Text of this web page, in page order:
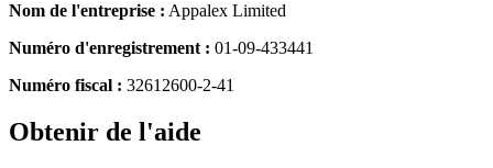
Nom de l'entreprise : Appalex Limited
Numéro d'enregistrement : 01-09-433441
Numéro fiscal : 32612600-2-41
Obtenir de l'aide